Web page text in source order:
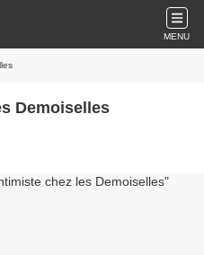
MENU
Demoiselles